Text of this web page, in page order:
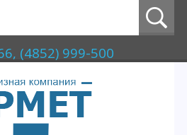
(4852) 999-500